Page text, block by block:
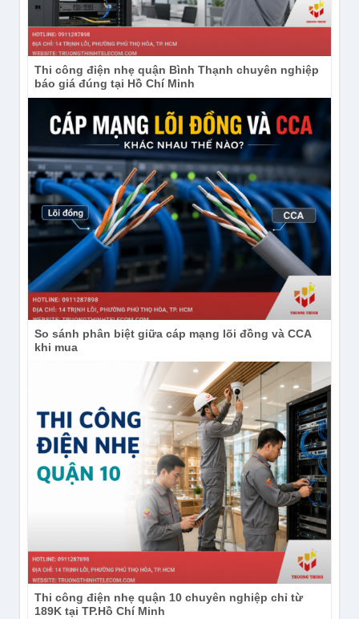
Thi công điện nhẹ quận Bình Thạnh chuyên nghiệp
báo giá đúng tại Hồ Chí Minh
So sánh phân biệt giữa cáp mạng lõi đồng và CCA
khi mua
Thi công điện nhẹ quận 10 chuyên nghiệp chỉ từ
189K tại TP.Hồ Chí Minh